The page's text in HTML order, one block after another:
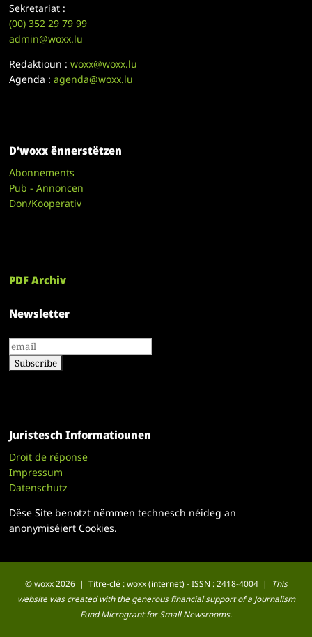
Sekretariat :
(00)352 29 79 99
admin@woxx.lu
Redaktioun :woxx@woxx.lu
Agenda :agenda@woxx.lu
D’woxx ënnerstëtzen
Abonnements
Pub - Annoncen
Don/Kooperativ
PDF Archiv
Newsletter
Juristesch Informatiounen
Droit de réponse
Impressum
Datenschutz
Dëse Site benotzt nëmmen technesch néideg an
anonymiséiert Cookies.
© woxx 2026 | Titre-clé : woxx (internet) - ISSN : 2418-4004 |
This
website was created with the generous financial support of a Journalism
Fund Microgrant for Small Newsrooms.